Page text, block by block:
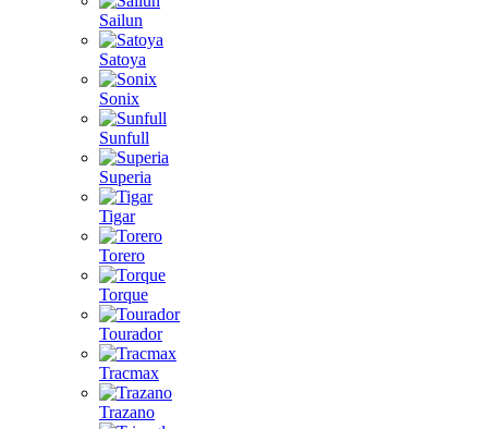
Sailun
Satoya
Sonix
Sunfull
Superia
Tigar
Torero
Torque
Tourador
Tracmax
Trazano